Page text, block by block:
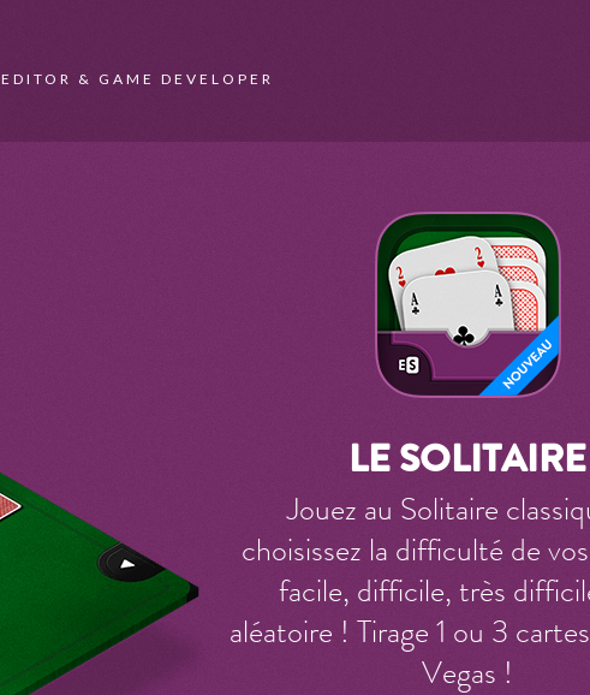
EDITOR & GAME DEVELOPER
LE SOLITAIRE
Jouez au Solitaire
choisissez la difficulté de
facile, difficile, très
aléatoire ! Tirage 1 ou 3
Vegas !